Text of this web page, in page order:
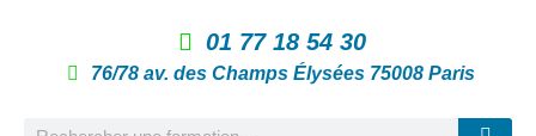
01 77 18 54 30
76/78 av. des Champs Élysées 75008 Paris